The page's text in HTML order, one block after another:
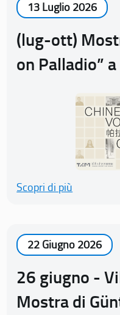
13 Luglio 2026
(lug-ott)
on Palladio”
Scopri di più
22 Giugno 2026
26 giugno -
Mostra di